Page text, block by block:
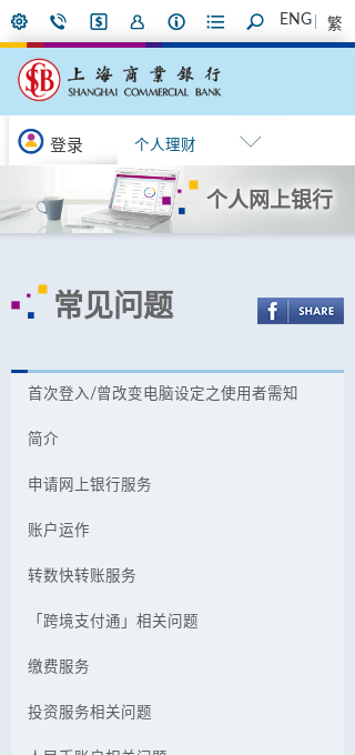
ENG 繁
登录 个人理财
个人网上银行
常见问题
首次登入/曾改变电脑设定之使用者需知
简介
申请网上银行服务
账户运作
转数快转账服务
「跨境支付通」相关问题
缴费服务
投资服务相关问题